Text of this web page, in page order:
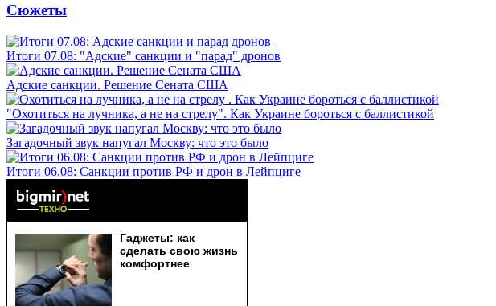
Сюжеты
Итоги 07.08: "Адские" санкции и "парад" дронов
Адские санкции. Решение Сената США
"Охотиться на лучника, а не на стрелу". Как Украине бороться с баллистикой
Загадочный звук напугал Москву: что это было
Итоги 06.08: Санкции против РФ и дрон в Лейпциге